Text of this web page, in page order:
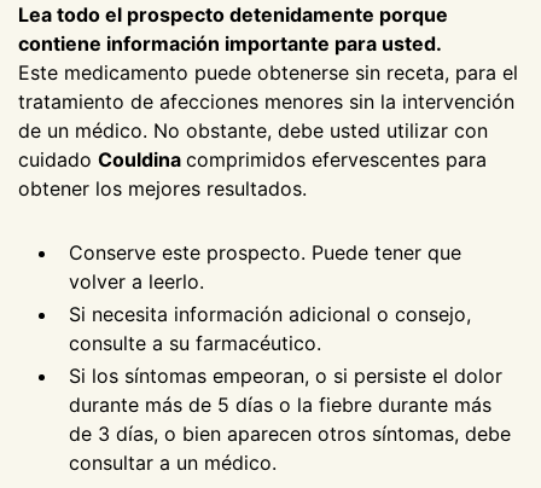
Lea todo el prospecto detenidamente porque
contiene información importante para usted.
Este medicamento puede obtenerse sin receta, para el
tratamiento de afecciones menores sin la intervención
de un médico. No obstante, debe usted utilizar con
cuidado Couldina comprimidos efervescentes para
obtener los mejores resultados.
Conserve este prospecto. Puede tener que
volver a leerlo.
Si necesita información adicional o consejo,
consulte a su farmacéutico.
Si los síntomas empeoran, o si persiste el dolor
durante más de 5 días o la fiebre durante más
de 3 días, o bien aparecen otros síntomas, debe
consultar a un médico.